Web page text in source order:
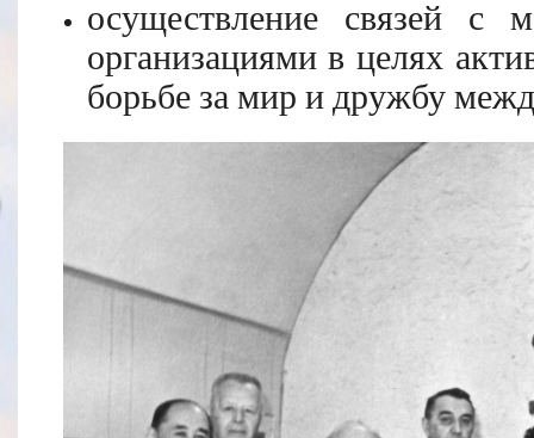
осуществление связей с
организациями в целях
борьбе за мир и дружбу